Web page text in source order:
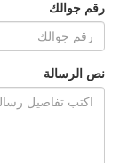
رقم جوالك
نص الرسالة